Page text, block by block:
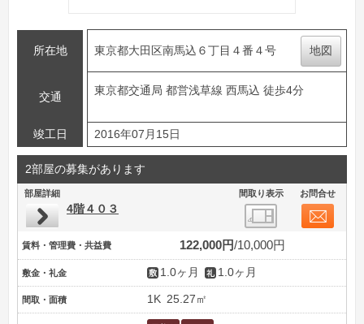
所在地 東京都大田区南馬込６丁目４番４号 地図
交通
東京都交通局 都営浅草線 西馬込 徒歩4分
竣工日 2016年07月15日
2部屋の募集があります
部屋詳細 間取り表示 お問合せ
4階４０３
賃料・管理費・共益費 122,000円 10,000円
敷金・礼金 1.0ヶ月 1.0ヶ月
間取・面積 1K 25.27㎡